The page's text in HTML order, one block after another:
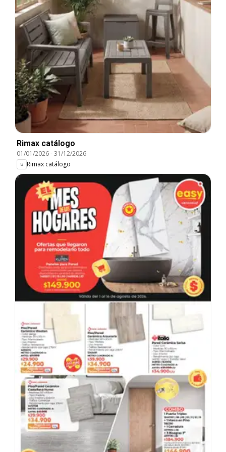
Rimax catálogo
01/01/2026-31/12/2026
Rimax catálogo